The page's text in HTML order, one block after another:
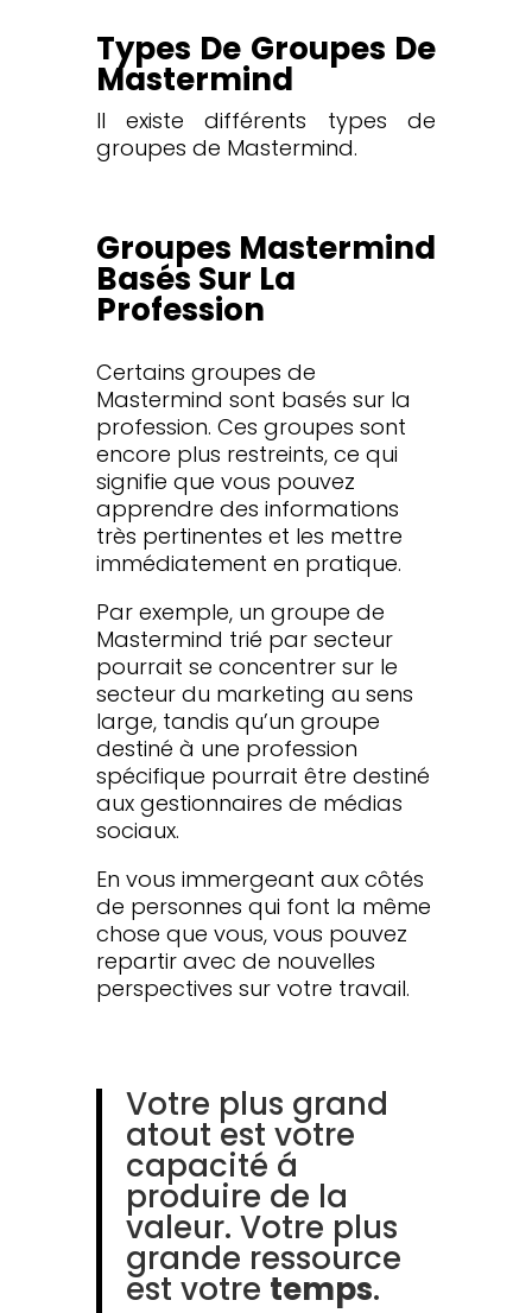
Types De Groupes De
Mastermind
Il existe différents types de
groupes de Mastermind.
Groupes Mastermind
Basés Sur La
Profession
Certains groupes de
Mastermind sont basés sur la
profession. Ces groupes sont
encore plus restreints, ce qui
signifie que vous pouvez
apprendre des informations
très pertinentes et les mettre
immédiatement en pratique.
Par exemple, un groupe de
Mastermind trié par secteur
pourrait se concentrer sur le
secteur du marketing au sens
large, tandis qu’un groupe
destiné à une profession
spécifique pourrait être destiné
aux gestionnaires de médias
sociaux.
En vous immergeant aux côtés
de personnes qui font la même
chose que vous, vous pouvez
repartir avec de nouvelles
perspectives sur votre travail.
Votre plus grand
atout est votre
capacité á
produire de la
valeur. Votre plus
grande ressource
est votre temps.